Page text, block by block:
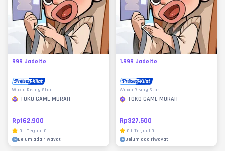
999 Jadeite
Wuxia Rising Star
TOKO GAME MURAH
Rp162.900
0 | Terjual 0
Belum ada riwayat
1.999 Jadeite
Wuxia Rising Star
TOKO GAME MURAH
Rp327.500
0 | Terjual 0
Belum ada riwayat